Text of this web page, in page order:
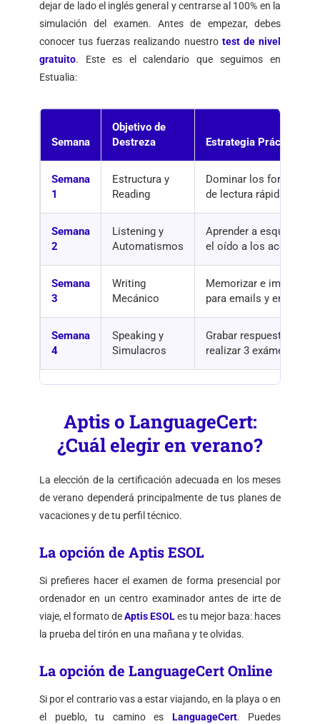
dejar de lado el inglés general y centrarse al 100% en la
simulación del examen. Antes de empezar, debes
conocer tus fuerzas realizando nuestro test de nivel
gratuito. Este es el calendario que seguimos en
Estualia:
Semana
Objetivo de
Destreza
Estrategia Práctica en
Semana
1
Estructura y
Reading
Dominar los formatos
de lectura rápida
Semana
2
Listening y
Automatismos
Aprender a esquivar
el oído a los acentos
Semana
3
Writing
Mecánico
Memorizar e
para emails y ensayos
Semana
4
Speaking y
Simulacros
Grabar respuestas
realizar 3 exámenes
Aptis o LanguageCert:
¿Cuál elegir en verano?
La elección de la certificación adecuada en los meses
de verano dependerá principalmente de tus planes de
vacaciones y de tu perfil técnico.
La opción de Aptis ESOL
Si prefieres hacer el examen de forma presencial por
ordenador en un centro examinador antes de irte de
viaje, el formato deAptis ESOLes tu mejor baza: haces
la prueba del tirón en una mañana y te olvidas.
La opción de LanguageCert Online
Si por el contrario vas a estar viajando, en la playa o en
el pueblo, tu camino es LanguageCert. Puedes